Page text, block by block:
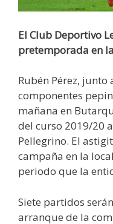
El Club Deportivo
pretemporada en
Rubén Pérez,
componentes
mañana en
del curso 2019/20
Pellegrino. El
campaña en la
periodo que la
Siete partidos
arranque de la